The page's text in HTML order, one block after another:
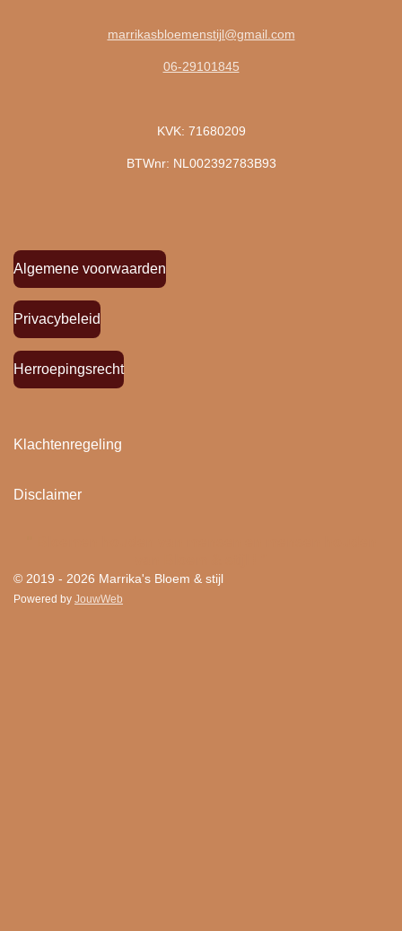
marrikasbloemenstijl@gmail.com
06-29101845
KVK: 71680209
BTWnr: NL002392783B93
Algemene voorwaarden
Privacybeleid
Herroepingsrecht
Klachtenregeling
Disclaimer
© 2019 - 2026 Marrika's Bloem & stijl
Powered by JouwWeb